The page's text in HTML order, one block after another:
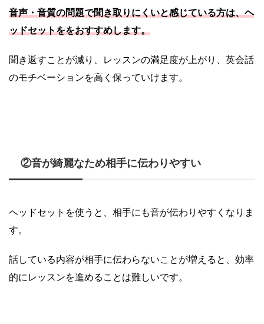
音声・音質の問題で聞き取りにくいと感じている方は、ヘ
ッドセットををおすすめします。
聞き返すことが減り、レッスンの満足度が上がり、英会話
のモチベーションを高く保っていけます。
②音が綺麗なため相手に伝わりやすい
ヘッドセットを使うと、相手にも音が伝わりやすくなりま
す。
話している内容が相手に伝わらないことが増えると、効率
的にレッスンを進めることは難しいです。